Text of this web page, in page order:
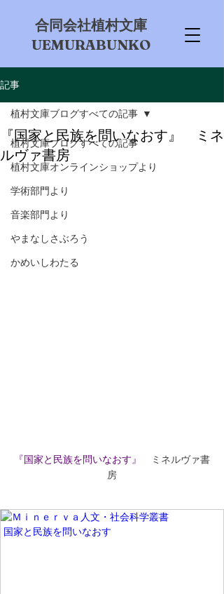
​合同会社植村文庫
UEMURABUNKO
記事
植村文庫ブログすべての記事
植村文庫オンラインショップより
学術部門より
音楽部門より
やまなしさぶろう
かめいしわたる
植村文庫ブログすべての記事
『国家と民族を問いなおす』 ミネ
ルヴァ書房
『国家と民族を問いなおす』
ミネルヴァ書
房